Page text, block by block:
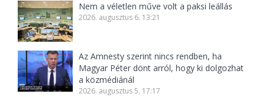
Nem a véletlen műve volt a paksi leállás
2026. augusztus 6. 13:21
Az Amnesty szerint nincs rendben, ha
Magyar Péter dönt arról, hogy ki dolgozhat
a közmédiánál
2026. augusztus 5. 17:17